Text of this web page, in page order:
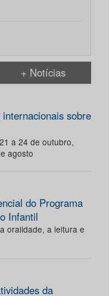
+ Notícias
sobre
a 24 de outubro,
agosto
do Programa
Infantil
oralidade, a leitura e
da